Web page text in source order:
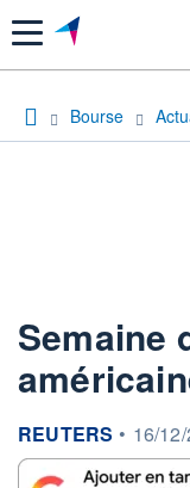
Menu
Bourse
Semaine
information fournie
REUTERS • 16/